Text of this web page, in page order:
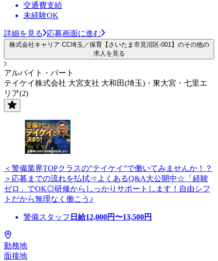
交通費支給
未経験OK
詳細を見る 応募画面に進む
株式会社キャリア CC埼玉／保育【さいたま市見沼区-001】のその他の
求人を見る
アルバイト・パート
テイケイ株式会社 大宮支社 大和田(埼玉)・東大宮・七里エ
リア(2)
＜警備業界TOPクラスの”テイケイ”で働いてみませんか！？
＞応募までの流れを払拭⇒よくあるQ&A大公開中☆「経験
ゼロ」でOK◎研修からしっかりサポートします！自由シフ
トだから無理なく働こう♪
警備スタッフ 日給12,000円〜13,500円
勤務地
面接地